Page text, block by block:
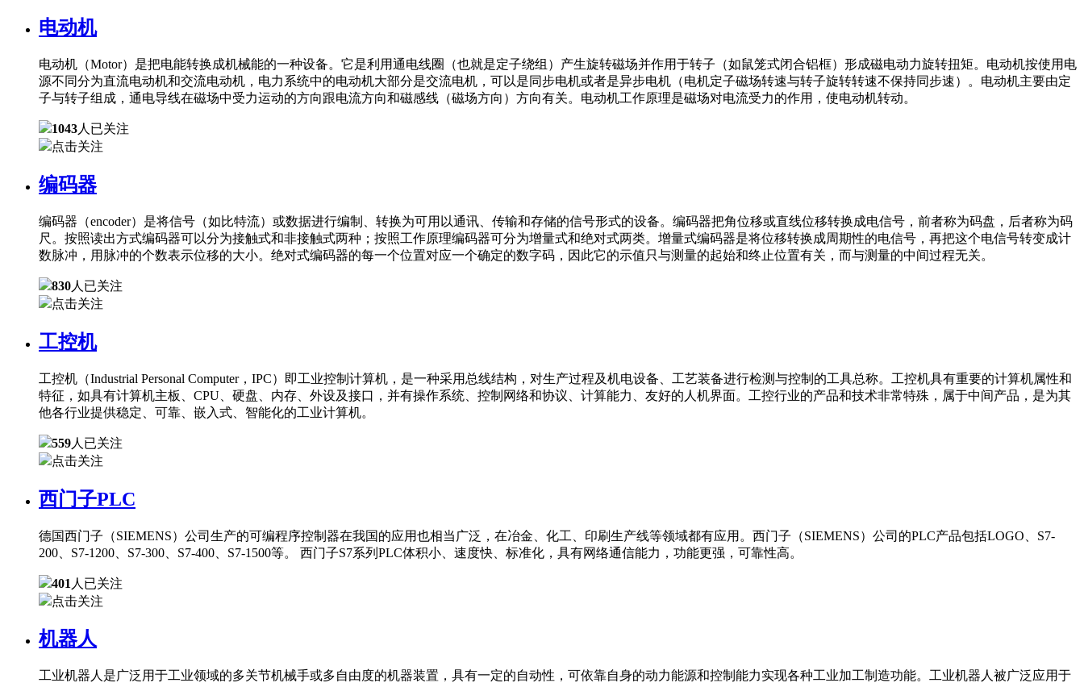
电动机
电动机（Motor）是把电能转换成机械能的一种设备。它是利用通电线圈（也就是定子绕组）产生旋转磁场并作用于转子（如鼠笼式闭合铝框）形成磁电动力旋转扭矩。电动机按使用电
源不同分为直流电动机和交流电动机，电力系统中的电动机大部分是交流电机，可以是同步电机或者是异步电机（电机定子磁场转速与转子旋转转速不保持同步速）。电动机主要由定
子与转子组成，通电导线在磁场中受力运动的方向跟电流方向和磁感线（磁场方向）方向有关。电动机工作原理是磁场对电流受力的作用，使电动机转动。
1043人已关注
点击关注
编码器
编码器（encoder）是将信号（如比特流）或数据进行编制、转换为可用以通讯、传输和存储的信号形式的设备。编码器把角位移或直线位移转换成电信号，前者称为码盘，后者称为码
尺。按照读出方式编码器可以分为接触式和非接触式两种；按照工作原理编码器可分为增量式和绝对式两类。增量式编码器是将位移转换成周期性的电信号，再把这个电信号转变成计
数脉冲，用脉冲的个数表示位移的大小。绝对式编码器的每一个位置对应一个确定的数字码，因此它的示值只与测量的起始和终止位置有关，而与测量的中间过程无关。
830人已关注
点击关注
工控机
工控机（Industrial Personal Computer，IPC）即工业控制计算机，是一种采用总线结构，对生产过程及机电设备、工艺装备进行检测与控制的工具总称。工控机具有重要的计算机属性和
特征，如具有计算机主板、CPU、硬盘、内存、外设及接口，并有操作系统、控制网络和协议、计算能力、友好的人机界面。工控行业的产品和技术非常特殊，属于中间产品，是为其
他各行业提供稳定、可靠、嵌入式、智能化的工业计算机。
559人已关注
点击关注
西门子PLC
德国西门子（SIEMENS）公司生产的可编程序控制器在我国的应用也相当广泛，在冶金、化工、印刷生产线等领域都有应用。西门子（SIEMENS）公司的PLC产品包括LOGO、S7-
200、S7-1200、S7-300、S7-400、S7-1500等。 西门子S7系列PLC体积小、速度快、标准化，具有网络通信能力，功能更强，可靠性高。
401 人已关注
点击关注
机器人
工业机器人是广泛用于工业领域的多关节机械手或多自由度的机器装置，具有一定的自动性，可依靠自身的动力能源和控制能力实现各种工业加工制造功能。工业机器人被广泛应用于